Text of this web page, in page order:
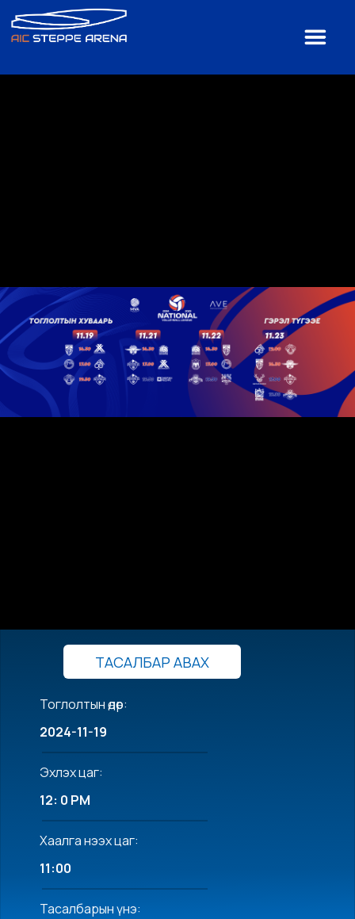
ТАСАЛБАР АВАХ
Тоглолтын өдөр:
2024-11-19
Эхлэх цаг:
12: 0 PM
Хаалга нээх цаг:
11:00
Тасалбарын үнэ: